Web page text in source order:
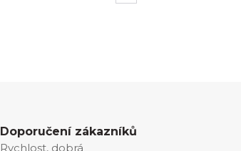
Doporučení zákazníků
Rychlost, dobrá